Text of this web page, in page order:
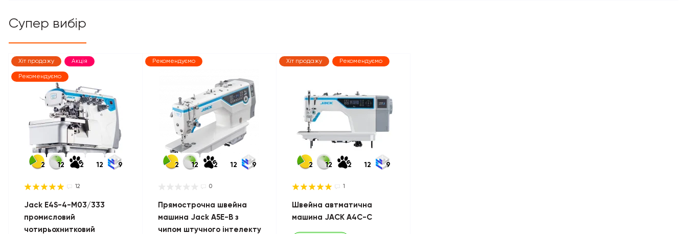
Супер вибір
Хіт продажу Акція
Рекомендуємо
2 12 2 12 9
12
Jack E4S-4-M03/333
промисловий
чотирьохнитковий
Рекомендуємо
2 12 2 12 9
0
Прямострочна швейна
машина Jack A5E-B з
чипом штучного інтелекту
Хіт продажу Рекомендуємо
2 12 2 12 9
1
Швейна автматична
машина JACK A4C-С